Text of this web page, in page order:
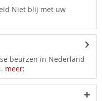
Niet blij met uw
beurzen in Nederland
meer: